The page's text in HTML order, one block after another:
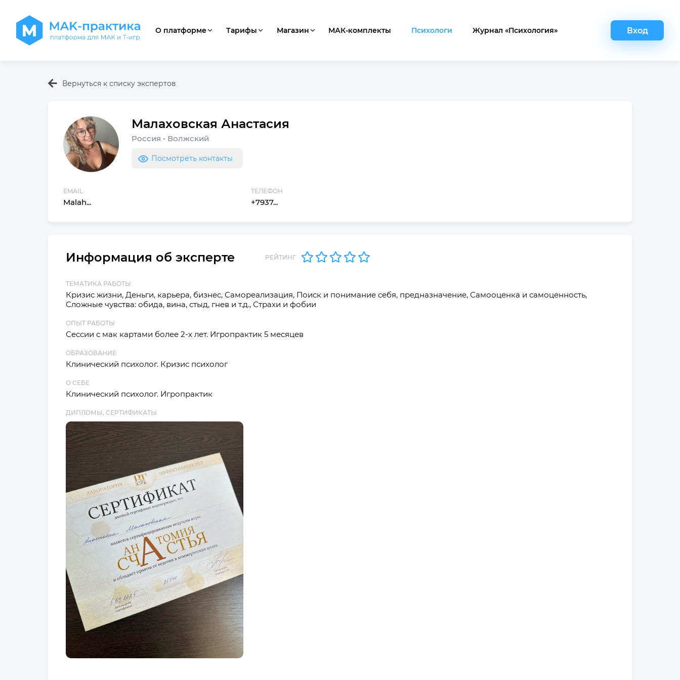
О платформе Тарифы Магазин МАК-комплекты Психологи Журнал «Психология» Вход
Вернуться к списку экспертов
Малаховская Анастасия
Россия • Волжский
Посмотреть контакты
EMAIL
Malah...
ТЕЛЕФОН
+7937...
Информация об эксперте РЕЙТИНГ
ТЕМАТИКА РАБОТЫ
Кризис жизни, Деньги, карьера, бизнес, Самореализация, Поиск и понимание себя, предназначение, Самооценка и самоценность,
Сложные чувства: обида, вина, стыд, гнев и т.д., Страхи и фобии
ОПЫТ РАБОТЫ
Сессии с мак картами более 2-х лет. Игропрактик 5 месяцев
ОБРАЗОВАНИЕ
Клинический психолог. Кризис психолог
О СЕБЕ
Клинический психолог. Игропрактик
ДИПЛОМЫ, СЕРТИФИКАТЫ